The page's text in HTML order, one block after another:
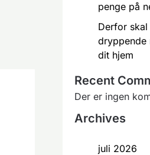
penge på
Derfor
dryppende
dit hjem
Recent
Der er ingen
Archives
juli 2026